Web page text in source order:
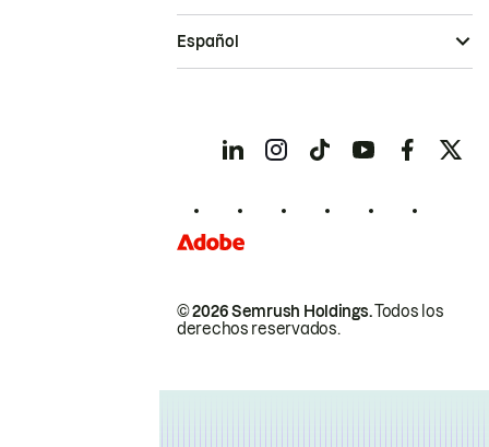
© 2026 Semrush Holdings.Todos los
derechos reservados.
Español